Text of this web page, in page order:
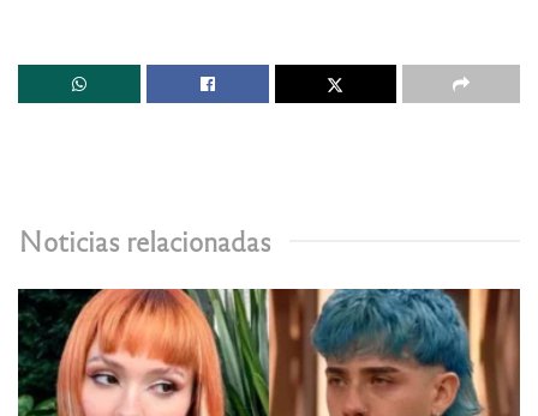
Noticias relacionadas